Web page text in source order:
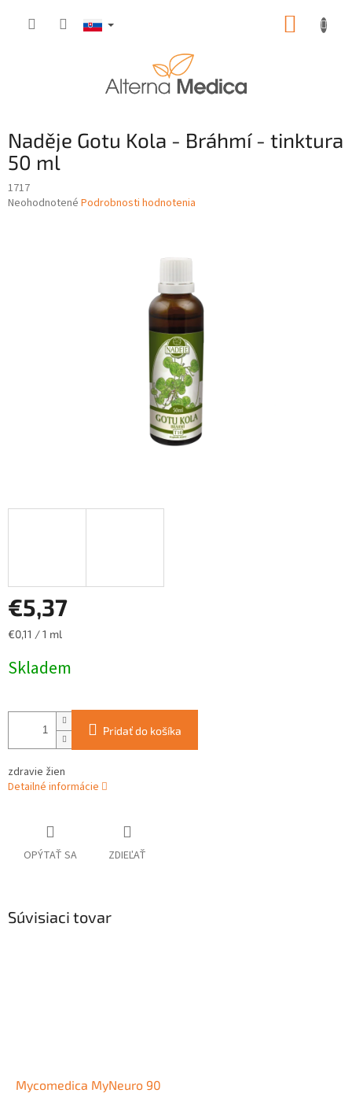
Naděje Gotu Kola - Bráhmí - tinktura
50 ml
1717
Priemerné
Neohodnotené Podrobnosti hodnotenia
€5,37
Jednotková
€0,11 / 1 ml
Skladem
Pridať do košíka
zdravie žien
Detailné informácie
OPÝTAŤ SA ZDIEĽAŤ
Súvisiaci tovar
Mycomedica MyNeuro 90